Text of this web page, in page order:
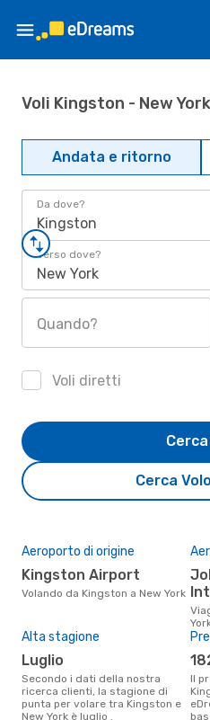
Voli Kingston - New York
Andata e ritorno
Da dove?
Kingston
Verso dove?
New York
Quando?
Voli diretti
Cerca
Aeroporto di origine
Kingston Airport
Volando da Kingston a New York
John F. Kennedy
Viaggiando da Kingston a New
Alta stagione
luglio
Secondo i dati della nostra
ricerca clienti, la stagione di
punta per volare tra Kingston e
New York è luglio .
Il prezzo medio di un volo